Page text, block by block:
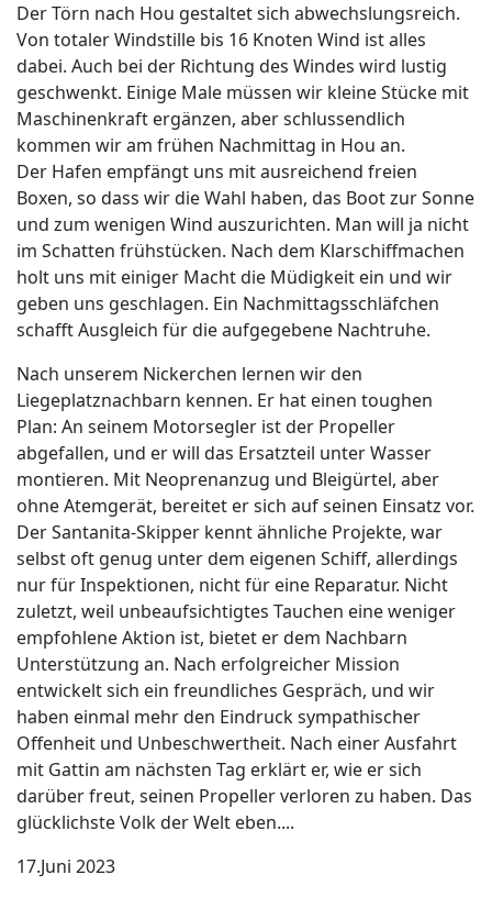
Der Törn nach Hou gestaltet sich abwechslungsreich.
Von totaler Windstille bis 16 Knoten Wind ist alles
dabei. Auch bei der Richtung des Windes wird lustig
geschwenkt. Einige Male müssen wir kleine Stücke mit
Maschinenkraft ergänzen, aber schlussendlich
kommen wir am frühen Nachmittag in Hou an.
Der Hafen empfängt uns mit ausreichend freien
Boxen, so dass wir die Wahl haben, das Boot zur Sonne
und zum wenigen Wind auszurichten. Man will ja nicht
im Schatten frühstücken. Nach dem Klarschiffmachen
holt uns mit einiger Macht die Müdigkeit ein und wir
geben uns geschlagen. Ein Nachmittagsschläfchen
schafft Ausgleich für die aufgegebene Nachtruhe.
Nach unserem Nickerchen lernen wir den
Liegeplatznachbarn kennen. Er hat einen toughen
Plan: An seinem Motorsegler ist der Propeller
abgefallen, und er will das Ersatzteil unter Wasser
montieren. Mit Neoprenanzug und Bleigürtel, aber
ohne Atemgerät, bereitet er sich auf seinen Einsatz vor.
Der Santanita-Skipper kennt ähnliche Projekte, war
selbst oft genug unter dem eigenen Schiff, allerdings
nur für Inspektionen, nicht für eine Reparatur. Nicht
zuletzt, weil unbeaufsichtigtes Tauchen eine weniger
empfohlene Aktion ist, bietet er dem Nachbarn
Unterstützung an. Nach erfolgreicher Mission
entwickelt sich ein freundliches Gespräch, und wir
haben einmal mehr den Eindruck sympathischer
Offenheit und Unbeschwertheit. Nach einer Ausfahrt
mit Gattin am nächsten Tag erklärt er, wie er sich
darüber freut, seinen Propeller verloren zu haben. Das
glücklichste Volk der Welt eben....
17.Juni 2023